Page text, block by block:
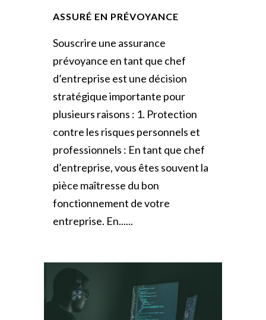
ASSURÉ EN PRÉVOYANCE
Souscrire une assurance
prévoyance en tant que chef
d’entreprise est une décision
stratégique importante pour
plusieurs raisons : 1. Protection
contre les risques personnels et
professionnels : En tant que chef
d’entreprise, vous êtes souvent la
pièce maîtresse du bon
fonctionnement de votre
entreprise. En......